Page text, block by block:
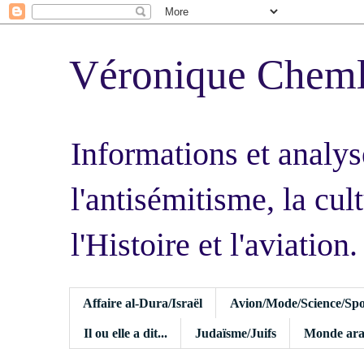
Véronique
Informations et
l'antisémitisme, la
l'Histoire et l'aviation.
Affaire al-Dura/Israël Avion/Mode/Science/
Il ou elle a dit... Judaïsme/Juifs Monde